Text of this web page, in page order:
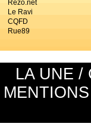
Rezo.net
Le Ravi
CQFD
Rue89
LA UNE /